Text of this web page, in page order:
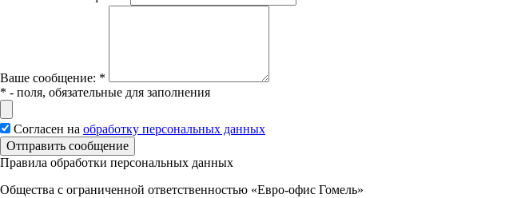
Вашe сообщение: *
* - поля, обязательные для заполнения
Согласен на обработку персональных данных
Отправить сообщение
Правила обработки персональных данных
Общества с ограниченной ответственностью «Евро-офис Гомель»